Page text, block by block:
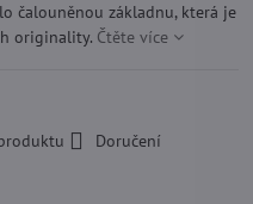
čalouněnou základnu, která je
originality. Čtěte více
Doručení